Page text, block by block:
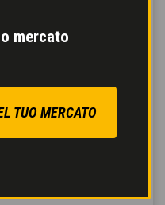
mercato
TUO MERCATO